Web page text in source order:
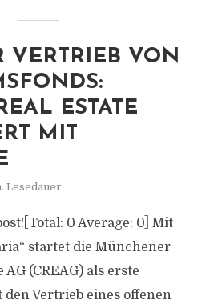
VERTRIEB VON
ESTATE
MIT
Lesedauer
0 Average: 0] Mit
startet die Münchener
AG (CREAG) als erste
den Vertrieb eines offenen